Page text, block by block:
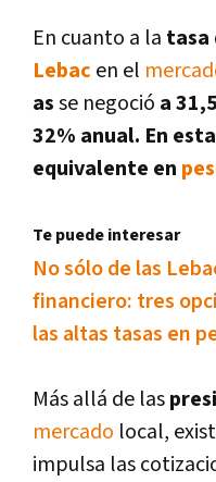
En cuanto a la tasa
Lebac en el
asse negoció a
32% anual. En
equivalente en
Te puede interesar
No sólo de las
financiero: tres
las altas tasas en
Más allá de las
mercado local,
impulsa las